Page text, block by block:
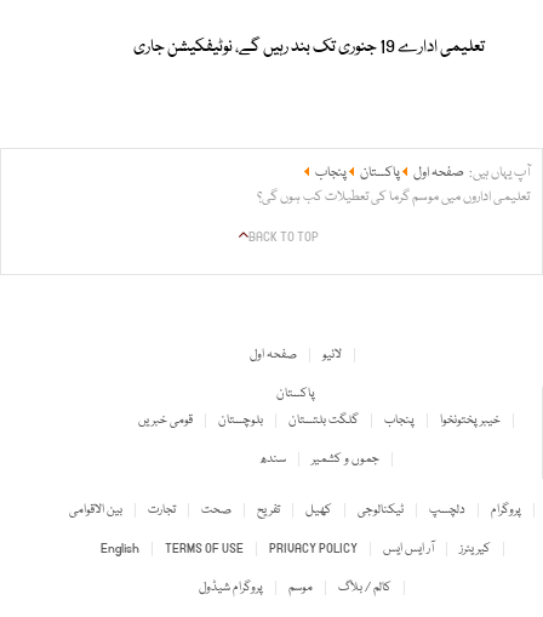
تعلیمی ادارے 19 جنوری تک بند رہیں گے، نوٹیفکیشن جاری
آپ یہاں ہیں: صفحہ اول پاکستان
پنجاب
تعلیمی اداروں میں موسم گرما کی تعطیلات کب ہوں گی؟
BACK TO TOP
صفحہ اول
لائیو
پاکستان
قومی خبریں
بلوچستان گلگت بلتستان پنجاب
خیبر پختونخوا
سندھ
جموں و کشمیر
بین الاقوامی تجارت صحت تفریح کھیل ٹیکنالوجی دلچسپ
پروگرام
English
TERMS OF USE PRIVACY POLICY آر ایس ایس
کیریئرز
پروگرام شیڈول
موسم کالم / بلاگ